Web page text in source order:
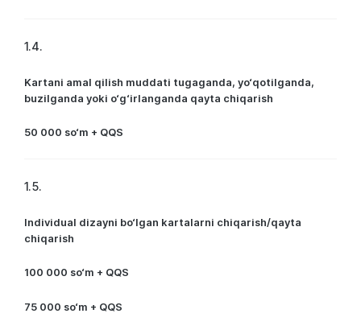
1.4.
Kartani amal qilish muddati tugaganda, yo‘qotilganda,
buzilganda yoki o‘g‘irlanganda qayta chiqarish
50 000 so‘m + QQS
1.5.
Individual dizayni bo‘lgan kartalarni chiqarish/qayta
chiqarish
100 000 so‘m + QQS
75 000 so‘m + QQS